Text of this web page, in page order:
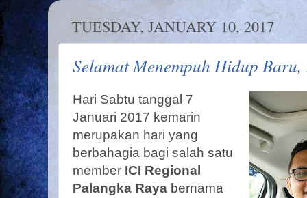
TUESDAY, JANUARY 10, 2017
Selamat Menempuh Hidup
Hari Sabtu tanggal 7
Januari 2017 kemarin
merupakan hari yang
berbahagia bagi salah satu
member ICI Regional
Palangka Raya bernama